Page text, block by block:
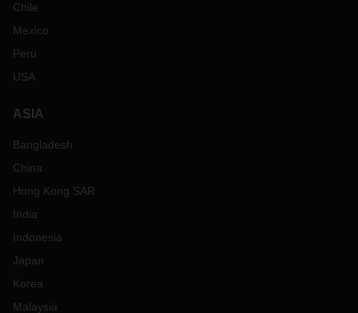
Chile
Mexico
Peru
USA
ASIA
Bangladesh
China
Hong Kong SAR
India
Indonesia
Japan
Korea
Malaysia